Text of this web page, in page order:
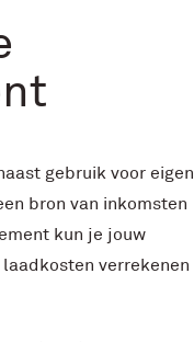
gebruik voor eigen
bron van inkomsten
kun je jouw
verrekenen